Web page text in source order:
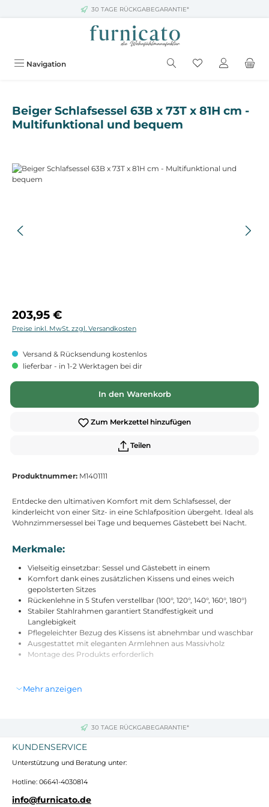
Zum Hauptinhalt springen30 TAGE RÜCKGABEGARANTIE*
Navigation
Beiger Schlafsessel 63B x 73T x 81H cm -
Multifunktional und bequem
Bildergalerie überspringen
Regulärer Preis:
203,95 €
Preise inkl. MwSt. zzgl. Versandkosten
Versand & Rücksendung kostenlos
lieferbar - in 1-2 Werktagen bei dir
In den Warenkorb
Zum Merkzettel hinzufügen
Teilen
Produktnummer: M1401111
Entdecke den ultimativen Komfort mit dem Schlafsessel, der
kinderleicht von einer Sitz- in eine Schlafposition übergeht. Ideal als
Wohnzimmersessel bei Tage und bequemes Gästebett bei Nacht.
Merkmale:
Vielseitig einsetzbar: Sessel und Gästebett in einem
Komfort dank eines zusätzlichen Kissens und eines weich
gepolsterten Sitzes
Rückenlehne in 5 Stufen verstellbar (100°, 120°, 140°, 160°, 180°)
Stabiler Stahlrahmen garantiert Standfestigkeit und
Langlebigkeit
Pflegeleichter Bezug des Kissens ist abnehmbar und waschbar
Ausgestattet mit eleganten Armlehnen aus Massivholz
Montage des Produkts erforderlich
Bett Größe: 185B x 63T x 26H cm
Sofa Sitz Größe: 56B x 57T x 37H cm
Sitzdicke: 20 cm
Kissen Größe: 61B x 40T x 11H cm
Armlehne Größe: 36B x 4T cm
Mehr anzeigen
30 TAGE RÜCKGABEGARANTIE*
KUNDENSERVICE
Unterstützung und Beratung unter:
Hotline: 06641-4030814
info@furnicato.de